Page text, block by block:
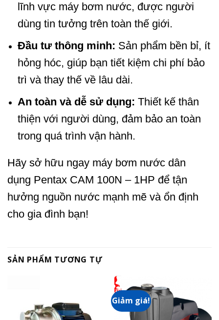
lĩnh vực máy bơm nước, được người
dùng tin tưởng trên toàn thế giới.
Đầu tư thông minh: Sản phẩm bền bỉ, ít
hỏng hóc, giúp bạn tiết kiệm chi phí bảo
trì và thay thế về lâu dài.
An toàn và dễ sử dụng: Thiết kế thân
thiện với người dùng, đảm bảo an toàn
trong quá trình vận hành.
Hãy sở hữu ngay máy bơm nước dân
dụng Pentax CAM 100N – 1HP để tận
hưởng nguồn nước mạnh mẽ và ổn định
cho gia đình bạn!
SẢN PHẨM TƯƠNG TỰ
Giảm giá!